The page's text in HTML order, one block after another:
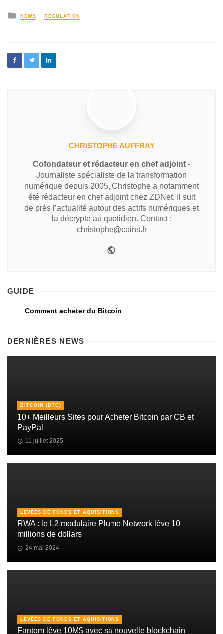
NEWS REGULATION
CHRISTOPHE AUFFRAY
Cofondateur et rédacteur en chef adjoint -
Journaliste spécialiste de la transformation
numérique depuis 2005, Christophe a notamment
été rédacteur en chef adjoint chez ZDNet. Il suit
de près l’actualité autour des actifs numériques et
la décrypte au quotidien. Contact :
christophe@coins.fr
GUIDE
Comment acheter du Bitcoin
DERNIÈRES NEWS
BITCOIN (BTC)
10+ Meilleurs Sites pour Acheter Bitcoin par CB et
PayPal
11 juillet 2025
LEVÉES DE FONDS ET AQUISITIONS
RWA : le L2 modulaire Plume Network lève 10
millions de dollars
24 mai 2024
LEVÉES DE FONDS ET AQUISITIONS
Fantom lève 10M$ avec sa nouvelle blockchain